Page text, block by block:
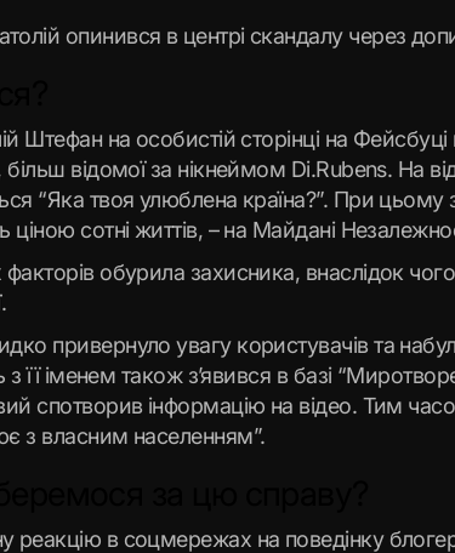
опинився в центрі скандалу через
Штефан на особистій сторінці на
більш відомої за нікнеймом Di.Rubens. На
“Яка твоя улюблена країна?”. При
ціною сотні життів, – на Майдані
факторів обурила захисника, внаслідок
привернуло увагу користувачів та
з її іменем також з’явився в базі
спотворив інформацію на відео. Тим
з власним населенням”.
реакцію в соцмережах на поведінку